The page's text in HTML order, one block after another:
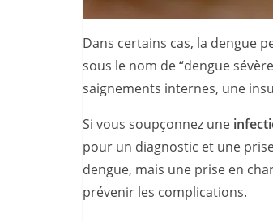
Dans certains cas, la dengue
sous le nom de “dengue
saignements internes, une
Si vous soupçonnez une
pour un diagnostic et une
dengue, mais une prise en
prévenir les complications.